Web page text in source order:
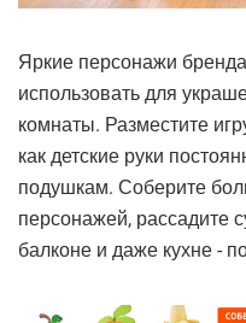
Яркие персонажи
использовать для
комнаты. Разместите
как детские руки
подушкам. Соберите
персонажей, рассадите
балконе и даже кухне -